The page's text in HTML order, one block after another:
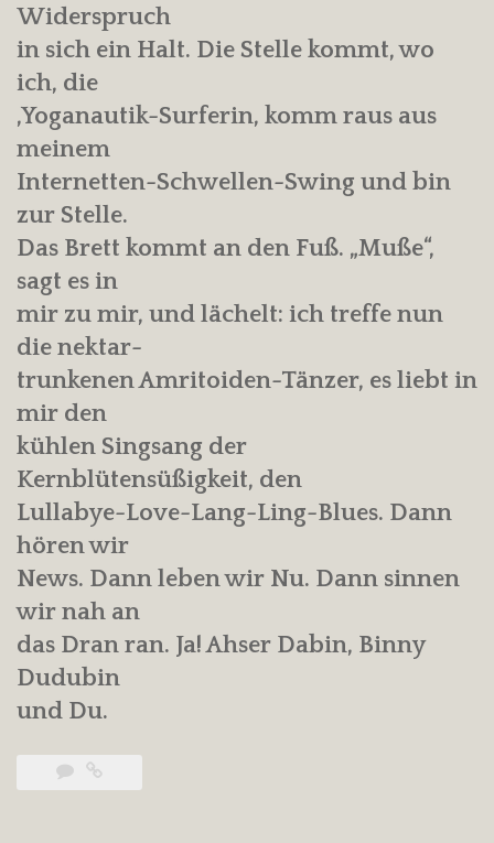
Widerspruch
in sich ein Halt. Die Stelle kommt, wo
ich, die
‚Yoganautik-Surferin, komm raus aus
meinem
Internetten-Schwellen-Swing und bin
zur Stelle.
Das Brett kommt an den Fuß. „Muße“,
sagt es in
mir zu mir, und lächelt: ich treffe nun
die nektar-
trunkenen Amritoiden-Tänzer, es liebt in
mir den
kühlen Singsang der
Kernblütensüßigkeit, den
Lullabye-Love-Lang-Ling-Blues. Dann
hören wir
News. Dann leben wir Nu. Dann sinnen
wir nah an
das Dran ran. Ja! Ahser Dabin, Binny
Dudubin
und Du.